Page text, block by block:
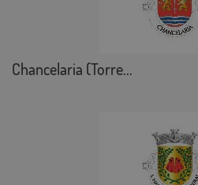
Chancelaria (Torre...